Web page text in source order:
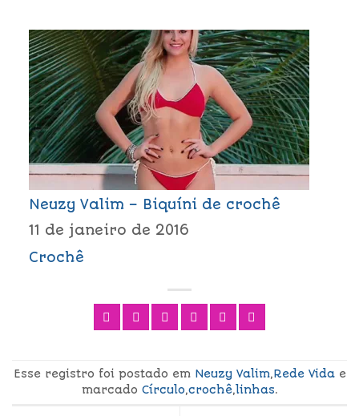
Neuzy Valim – Biquíni de crochê
11 de janeiro de 2016
Crochê
Esse registro foi postado em Neuzy Valim,Rede Vidae
marcado Círculo,crochê,linhas.